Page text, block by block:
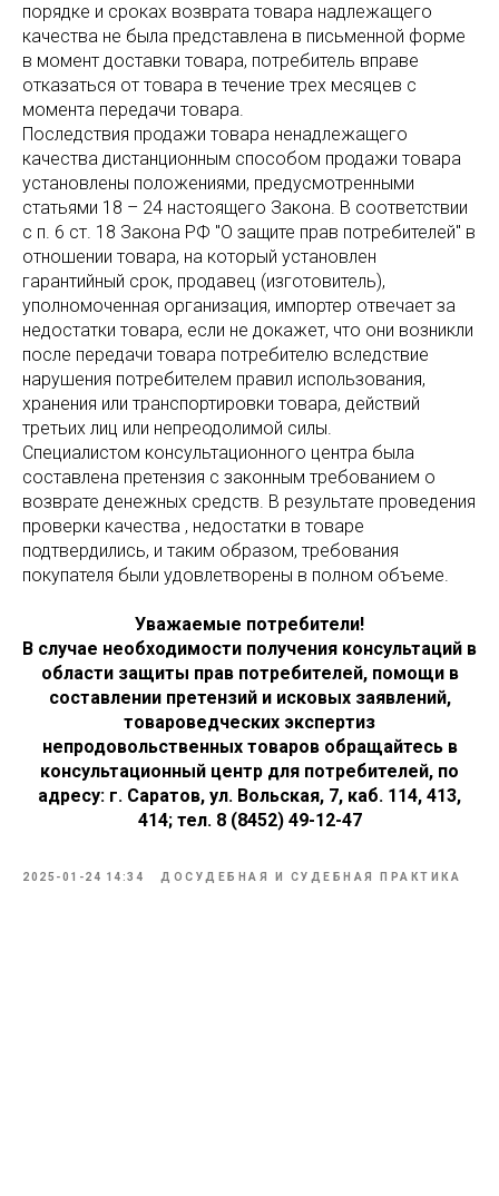
порядке и сроках возврата товара надлежащего
качества не была представлена в письменной форме
в момент доставки товара, потребитель вправе
отказаться от товара в течение трех месяцев с
момента передачи товара.
Последствия продажи товара ненадлежащего
качества дистанционным способом продажи товара
установлены положениями, предусмотренными
статьями 18 – 24 настоящего Закона. В соответствии
с п. 6 ст. 18 Закона РФ "О защите прав потребителей" в
отношении товара, на который установлен
гарантийный срок, продавец (изготовитель),
уполномоченная организация, импортер отвечает за
недостатки товара, если не докажет, что они возникли
после передачи товара потребителю вследствие
нарушения потребителем правил использования,
хранения или транспортировки товара, действий
третьих лиц или непреодолимой силы.
Специалистом консультационного центра была
составлена претензия с законным требованием о
возврате денежных средств. В результате проведения
проверки качества , недостатки в товаре
подтвердились, и таким образом, требования
покупателя были удовлетворены в полном объеме.
Уважаемые потребители!
В случае необходимости получения консультаций в
области защиты прав потребителей, помощи в
составлении претензий и исковых заявлений,
товароведческих экспертиз
непродовольственных товаров обращайтесь в
консультационный центр для потребителей, по
адресу: г. Саратов, ул. Вольская, 7, каб. 114, 413,
414; тел. 8 (8452) 49-12-47
2025-01-24 14:34 ДОСУДЕБНАЯ И СУДЕБНАЯ ПРАКТИКА